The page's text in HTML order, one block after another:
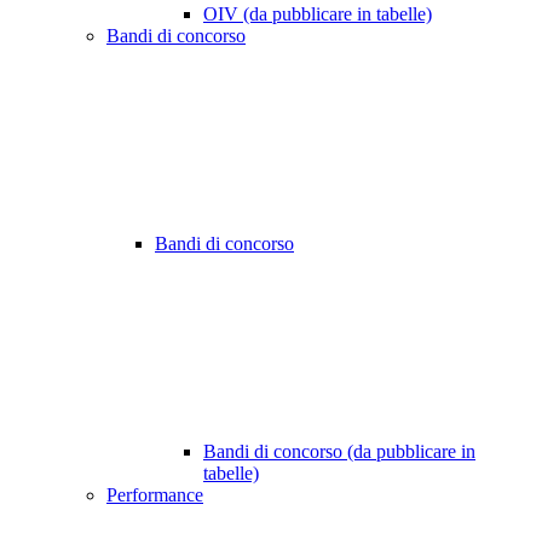
OIV (da pubblicare in tabelle)
Bandi di concorso
Bandi di concorso
Bandi di concorso (da pubblicare in
tabelle)
Performance